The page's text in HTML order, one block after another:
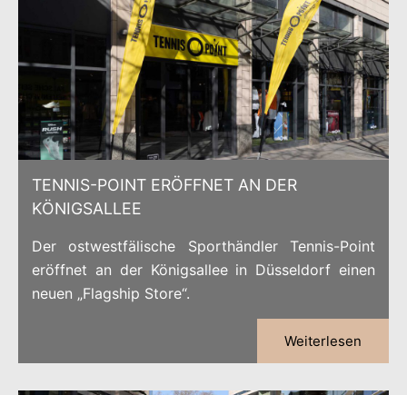
TENNIS-POINT ERÖFFNET AN DER
KÖNIGSALLEE
Der ostwestfälische Sporthändler Tennis-Point
eröffnet an der Königsallee in Düsseldorf einen
neuen „Flagship Store“.
Weiterlesen